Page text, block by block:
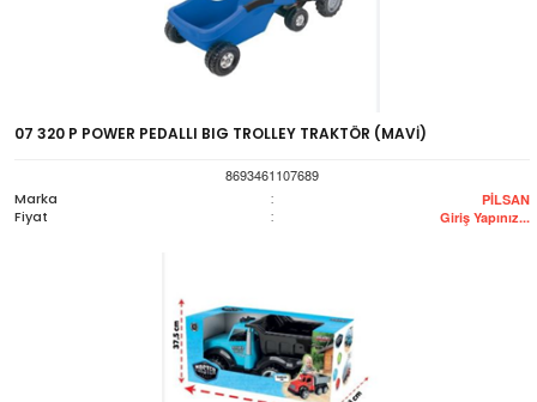
07 320 P POWER PEDALLI BIG TROLLEY TRAKTÖR (MAVİ)
8693461107689
Marka
: PİLSAN
Fiyat : Giriş Yapınız...